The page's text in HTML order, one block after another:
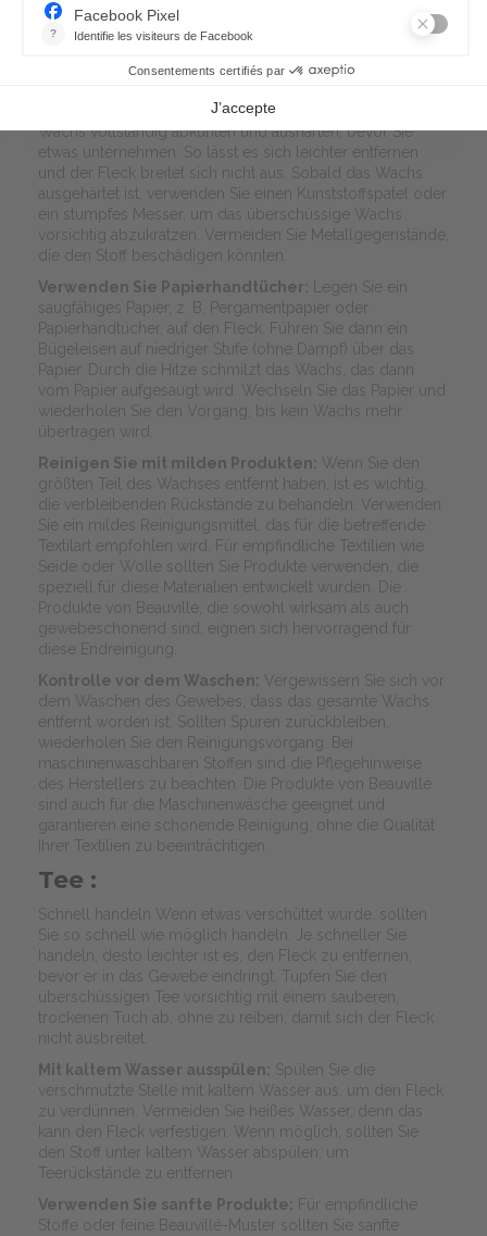
Kerzen verleihen jedem Raum eine warme und elegante
Textilien zu entfernen.
Lassen Sie das Wachs aushärten:
Wachs vollständig abkühlen und aushärten, bevor Sie
etwas unternehmen. So lässt es sich leichter entfernen
und der Fleck breitet sich nicht aus. Sobald das Wachs
ausgehärtet ist, verwenden Sie einen Kunststoffspatel oder
ein stumpfes Messer, um das überschüssige Wachs
vorsichtig abzukratzen. Vermeiden Sie Metallgegenstände,
die den Stoff beschädigen könnten.
Verwenden Sie Papierhandtücher: Legen Sie ein
saugfähiges Papier, z. B. Pergamentpapier oder
Papierhandtücher, auf den Fleck. Führen Sie dann ein
Bügeleisen auf niedriger Stufe (ohne Dampf) über das
Papier. Durch die Hitze schmilzt das Wachs, das dann
vom Papier aufgesaugt wird. Wechseln Sie das Papier und
wiederholen Sie den Vorgang, bis kein Wachs mehr
übertragen wird.
Reinigen Sie mit milden Produkten: Wenn Sie den
größten Teil des Wachses entfernt haben, ist es wichtig,
die verbleibenden Rückstände zu behandeln. Verwenden
Sie ein mildes Reinigungsmittel, das für die betreffende
Textilart empfohlen wird. Für empfindliche Textilien wie
Seide oder Wolle sollten Sie Produkte verwenden, die
speziell für diese Materialien entwickelt wurden. Die
Produkte von Beauvillé, die sowohl wirksam als auch
gewebeschonend sind, eignen sich hervorragend für
diese Endreinigung.
Kontrolle vor dem Waschen: Vergewissern Sie sich vor
dem Waschen des Gewebes, dass das gesamte Wachs
entfernt worden ist. Sollten Spuren zurückbleiben,
wiederholen Sie den Reinigungsvorgang. Bei
maschinenwaschbaren Stoffen sind die Pflegehinweise
des Herstellers zu beachten. Die Produkte von Beauvillé
sind auch für die Maschinenwäsche geeignet und
garantieren eine schonende Reinigung, ohne die Qualität
Ihrer Textilien zu beeinträchtigen.
Tee :
Schnell handeln Wenn etwas verschüttet wurde, sollten
Sie so schnell wie möglich handeln. Je schneller Sie
handeln, desto leichter ist es, den Fleck zu entfernen,
bevor er in das Gewebe eindringt. Tupfen Sie den
überschüssigen Tee vorsichtig mit einem sauberen,
trockenen Tuch ab, ohne zu reiben, damit sich der Fleck
nicht ausbreitet.
Mit kaltem Wasser ausspülen: Spülen Sie die
verschmutzte Stelle mit kaltem Wasser aus, um den Fleck
zu verdünnen. Vermeiden Sie heißes Wasser, denn das
kann den Fleck verfestigen. Wenn möglich, sollten Sie
den Stoff unter kaltem Wasser abspülen, um
Teerückstände zu entfernen.
Verwenden Sie sanfte Produkte: Für empfindliche
Stoffe oder feine Beauvillé-Muster sollten Sie sanfte